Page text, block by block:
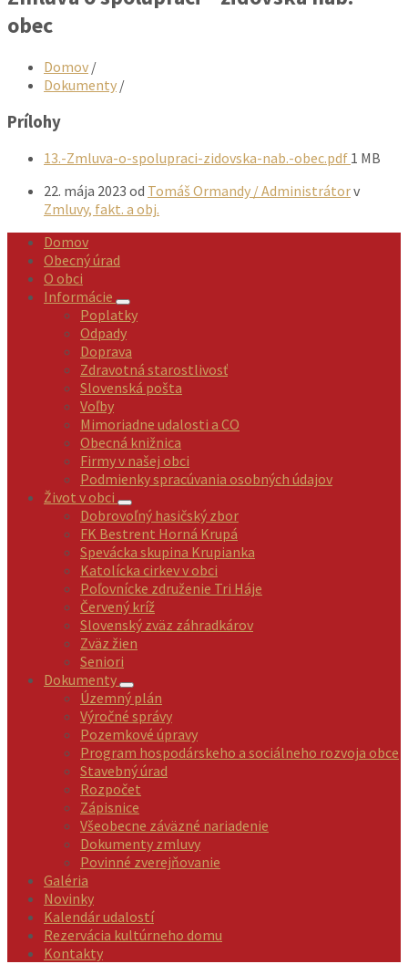
obec
Domov /
Dokumenty /
Prílohy
13.-Zmluva-o-spolupraci-zidovska-nab.-obec.pdf Veľkosť
1 MB
22. mája 2023 od Tomáš Ormandy / Administrátorv
Zmluvy, fakt. a obj.
Domov
Obecný úrad
O obci
Informácie
Poplatky
Odpady
Doprava
Zdravotná starostlivosť
Slovenská pošta
Voľby
Mimoriadne udalosti a CO
Obecná knižnica
Firmy v našej obci
Podmienky spracúvania osobných údajov
Život v obci
Dobrovoľný hasičský zbor
FK Bestrent Horná Krupá
Spevácka skupina Krupianka
Katolícka cirkev v obci
Poľovnícke združenie Tri Háje
Červený kríž
Slovenský zväz záhradkárov
Zväz žien
Seniori
Dokumenty
Územný plán
Výročné správy
Pozemkové úpravy
Program hospodárskeho a sociálneho rozvoja obce
Stavebný úrad
Rozpočet
Zápisnice
Všeobecne záväzné nariadenie
Dokumenty zmluvy
Povinné zverejňovanie
Galéria
Novinky
Kalendár udalostí
Rezervácia kultúrneho domu
Kontakty